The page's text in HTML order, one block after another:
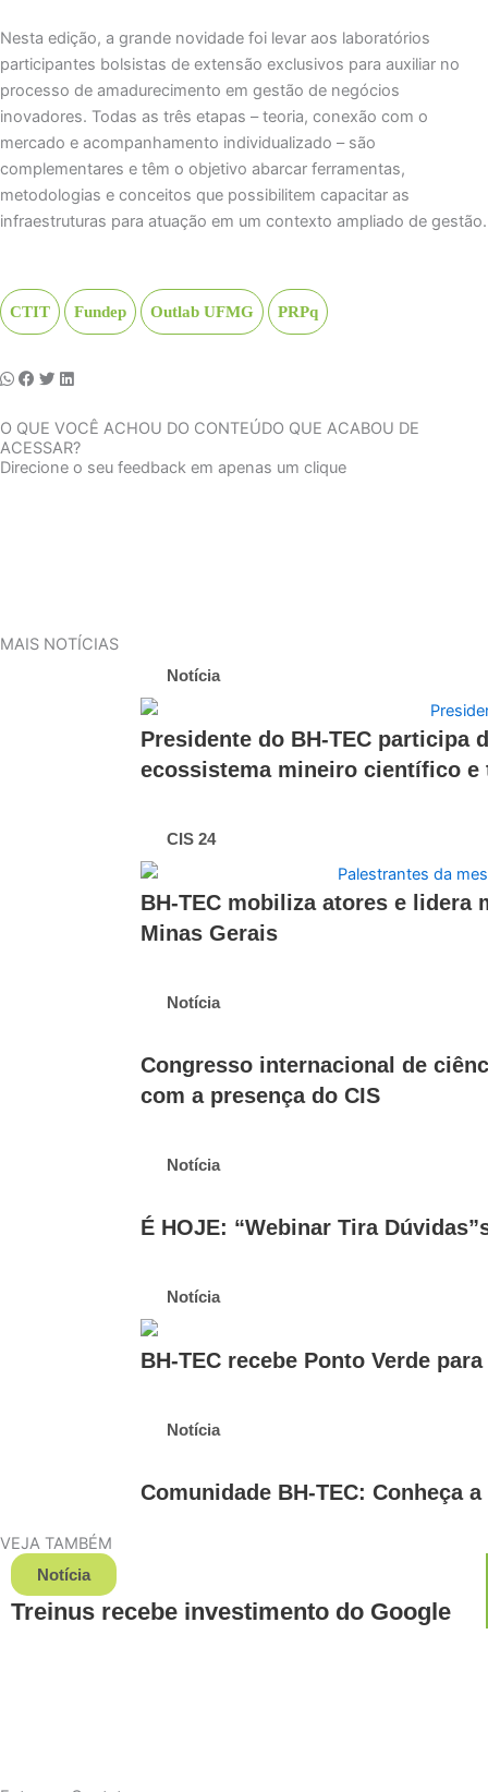
Nesta edição, a grande novidade foi levar aos laboratórios
participantes bolsistas de extensão exclusivos para auxiliar no
processo de amadurecimento em gestão de negócios
inovadores. Todas as três etapas – teoria, conexão com o
mercado e acompanhamento individualizado – são
complementares e têm o objetivo abarcar ferramentas,
metodologias e conceitos que possibilitem capacitar as
infraestruturas para atuação em um contexto ampliado de gestão.
CTIT Fundep Outlab UFMG PRPq
O QUE VOCÊ ACHOU DO CONTEÚDO QUE ACABOU DE
ACESSAR?
Direcione o seu feedback em apenas um clique
MAIS NOTÍCIAS
Notícia
Presidente do BH-TEC participa
ecossistema mineiro científico e
CIS 24
BH-TEC mobiliza atores e lidera
Minas Gerais
Notícia
Congresso internacional de
com a presença do CIS
Notícia
É HOJE: “Webinar Tira
Notícia
BH-TEC recebe Ponto Verde
Notícia
Comunidade BH-TEC: Conheça
VEJA TAMBÉM
Notícia
Treinus recebe investimento do Google